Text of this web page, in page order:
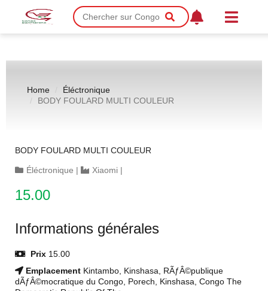
Home
Éléctronique
BODY FOULARD MULTI COULEUR
BODY FOULARD MULTI COULEUR
Éléctronique | Xiaomi |
15.00
Informations générales
Prix 15.00
Emplacement Kintambo, Kinshasa, RÃƒÂ©publique
dÃƒÂ©mocratique du Congo, Porech, Kinshasa, Congo The